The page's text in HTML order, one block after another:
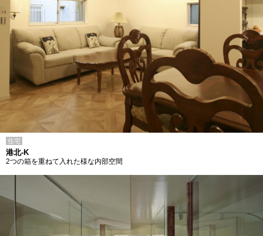
住宅
港北-K
2つの箱を重ねて入れた様な内部空間